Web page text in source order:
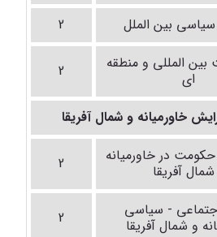
سیاسی بین الملل 2
بین المللی و منطقه
ای
2
خاورمیانه و شمال آفریقا
در خاورمیانه
آفریقا
2
- سیاسی
و شمال آفریقا
2